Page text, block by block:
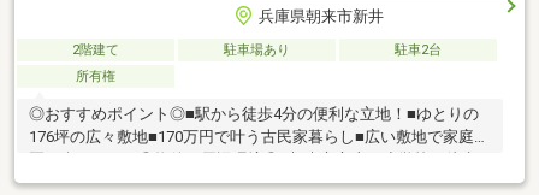
兵庫県朝来市新井
2階建て 駐車場あり
駐車2台
所有権
◎おすすめポイント◎■駅から徒歩4分の便利な立地！■ゆとりの
176坪の広々敷地■170万円で叶う古民家暮らし■広い敷地で家庭菜
約16分（1200ｍ）■朝来市立朝来中学校：徒歩約16分（1100ｍ）